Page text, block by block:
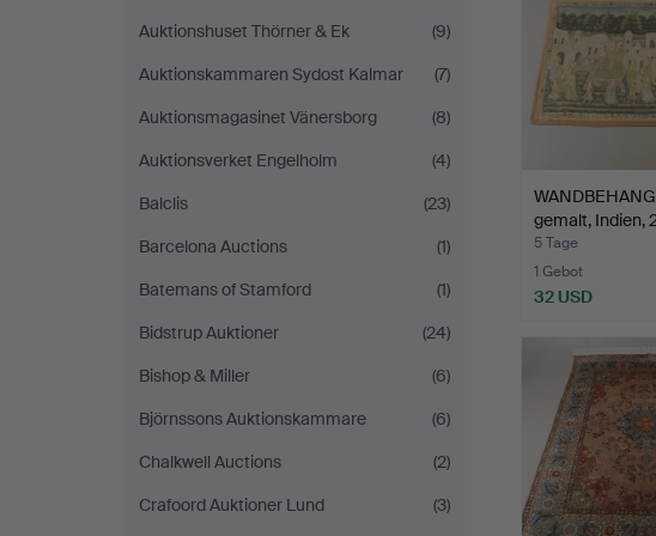
Auktionshuset Thörner & Ek
(9)
Auktionskammaren Sydost Kalmar
(7)
Auktionsmagasinet Vänersborg
(8)
Auktionsverket Engelholm
(4)
Balclis
(23)
Barcelona Auctions
(1)
Batemans of Stamford
(1)
Bidstrup Auktioner
(24)
Bishop & Miller
(6)
Björnssons Auktionskammare
(6)
Chalkwell Auctions
(2)
Crafoord Auktioner Lund
(3)
gemalt, Indien,
5 Tage
1 Gebot
32 USD